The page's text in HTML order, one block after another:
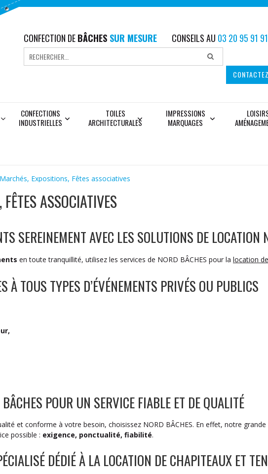
CONFECTION DEBÂCHES SUR MESURE CONSEILS AU 03 20 95 91 91
CONFECTIONS
INDUSTRIELLES
TOILES
ARCHITECTURALES
IMPRESSIONS
MARQUAGES
Marchés, Expositions, Fêtes associatives
ASSOCIATIVES
SEREINEMENT AVEC LES SOLUTIONS DE LOCATION
en toute tranquillité, utilisez les services de NORD BÂCHES pour la location
À TOUS TYPES D’ÉVÉNEMENTS PRIVÉS OU PUBLICS
POUR UN SERVICE FIABLE ET DE QUALITÉ
et conforme à votre besoin, choisissez NORD BÂCHES. En effet, notre
possible : exigence, ponctualité, fiabilité.
DÉDIÉ À LA LOCATION DE CHAPITEAUX ET